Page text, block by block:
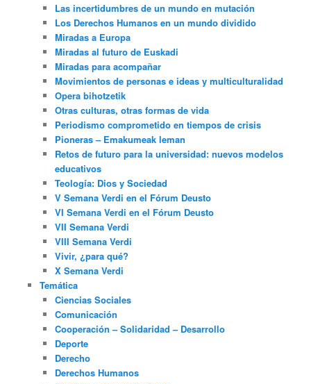
Las incertidumbres de un mundo en mutación
Los Derechos Humanos en un mundo dividido
Miradas a Europa
Miradas al futuro de Euskadi
Miradas para acompañar
Movimientos de personas e ideas y multiculturalidad
Opera bihotzetik
Otras culturas, otras formas de vida
Periodismo comprometido en tiempos de crisis
Pioneras – Emakumeak leman
Retos de futuro para la universidad: nuevos modelos
educativos
Teología: Dios y Sociedad
V Semana Verdi en el Fórum Deusto
VI Semana Verdi en el Fórum Deusto
VII Semana Verdi
VIII Semana Verdi
Vivir, ¿para qué?
X Semana Verdi
Temática
Ciencias Sociales
Comunicación
Cooperación – Solidaridad – Desarrollo
Deporte
Derecho
Derechos Humanos